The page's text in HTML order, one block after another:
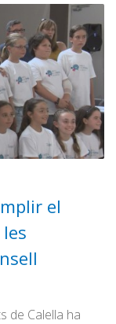
el
de Calella ha